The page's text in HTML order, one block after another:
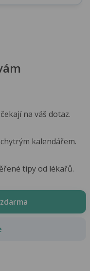
na váš dotaz.
kalendářem.
tipy od lékařů.